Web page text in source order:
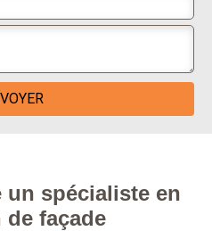
un spécialiste en
de façade